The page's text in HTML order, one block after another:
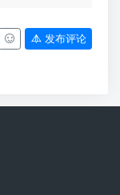
发布评论